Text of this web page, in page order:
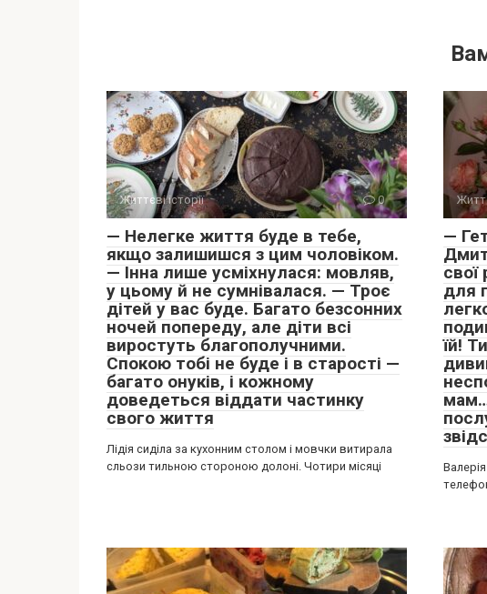
Життєві історії 0
— Нелегке життя буде в тебе,
якщо залишишся з цим чоловіком.
— Інна лише усміхнулася: мовляв,
у цьому й не сумнівалася. — Троє
дітей у вас буде. Багато безсонних
ночей попереду, але діти всі
виростуть благополучними.
Спокою тобі не буде і в старості —
багато онуків, і кожному
доведеться віддати частинку
свого життя
Лідія сиділа за кухонним столом і мовчки витирала
сльози тильною стороною долоні. Чотири місяці
—
свої
для
їй!